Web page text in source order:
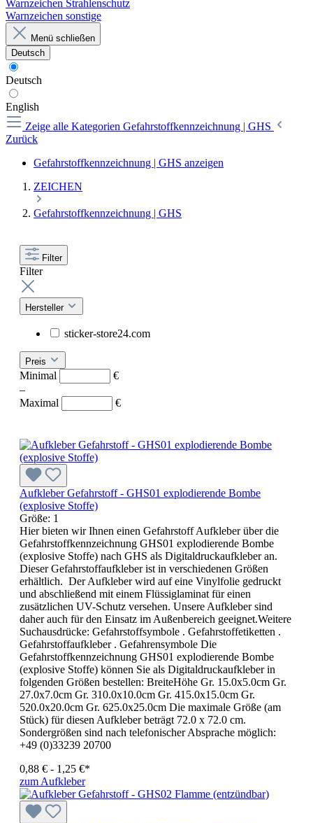
Warnzeichen Strahlenschutz
Warnzeichen sonstige
Menü schließen
Deutsch
Deutsch
English
Zeige alle Kategorien Gefahrstoffkennzeichnung | GHS
Zurück
Gefahrstoffkennzeichnung | GHS anzeigen
ZEICHEN
Gefahrstoffkennzeichnung | GHS
Filter
Filter
Hersteller
sticker-store24.com
Preis
Minimal
€
–
Maximal
€
Aufkleber Gefahrstoff - GHS01 explodierende Bombe
(explosive Stoffe)
Größe: 1
Hier bieten wir Ihnen einen Gefahrstoff Aufkleber über die
Gefahrstoffkennzeichnung GHS01 explodierende Bombe
(explosive Stoffe) nach GHS als Digitaldruckaufkleber an.
Dieser Gefahrstoffaufkleber ist in verschiedenen Größen
erhältlich. Der Aufkleber wird auf eine Vinylfolie gedruckt
und abschließend mit einem Flüssiglaminat für einen
zusätzlichen UV-Schutz versehen. Unsere Aufkleber sind
daher auch für den Einsatz im Außenbereich geeignet.Weitere
Suchausdrücke: Gefahrstoffsymbole . Gefahrstoffetiketten .
Gefahrstoffaufkleber . Gefahrensymbole Die
Gefahrstoffkennzeichnung GHS01 explodierende Bombe
(explosive Stoffe) können Sie als Digitaldruckaufkleber in
folgenden Größen bestellen: BreiteHöhe Gr. 15.0x5.0cm Gr.
27.0x7.0cm Gr. 310.0x10.0cm Gr. 415.0x15.0cm Gr.
520.0x20.0cm Gr. 625.0x25.0cm Die maximale Größe (am
Stück) für diesen Aufkleber beträgt 72.0 x 72.0 cm.
Sondergrößen sind nach telefonischer Absprache möglich:
+49 (0)33239 20700
0,88 € - 1,25 €*
zum Aufkleber